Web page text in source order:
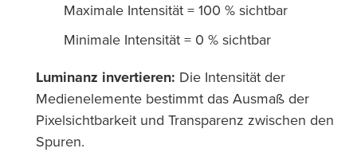
Maximale Intensität = 100 % sichtbar
Minimale Intensität = 0 % sichtbar
Luminanz invertieren: Die Intensität der
Medienelemente bestimmt das Ausmaß der
Pixelsichtbarkeit und Transparenz zwischen den
Spuren.